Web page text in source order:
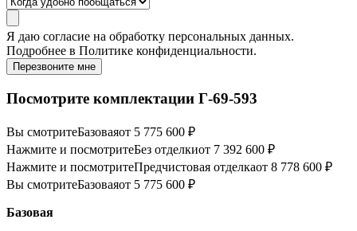
Я даю согласие на обработку персональных данных.
Подробнее в Политике конфиденциальности.
Перезвоните мне
Посмотрите комплектации Г-69-593
Вы смотритеБазоваяот 5 775 600 ₽
Нажмите и посмотритеБез отделкиот 7 392 600 ₽
Нажмите и посмотритеПредчистовая отделкаот 8 778 600 ₽
Вы смотритеБазоваяот 5 775 600 ₽
Базовая